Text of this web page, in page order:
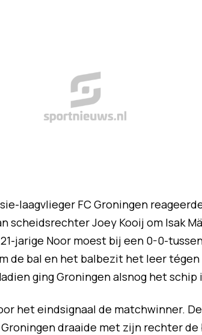
laagvlieger FC Groningen
scheidsrechter Joey Kooij om Isak
jarige Noor moest bij een 0-0-
de bal en het balbezit het leer tégen
ging Groningen alsnog het schip
het eindsignaal de matchwinner.
draaide met zijn rechter de